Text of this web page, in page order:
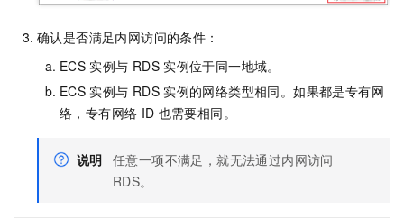
确认是否满足内网访问的条件：
ECS 实例与 RDS 实例位于同一地域。
ECS 实例与 RDS 实例的网络类型相同。如果都是专有网
络，专有网络 ID 也需要相同。
说明 任意一项不满足，就无法通过内网访问
RDS。